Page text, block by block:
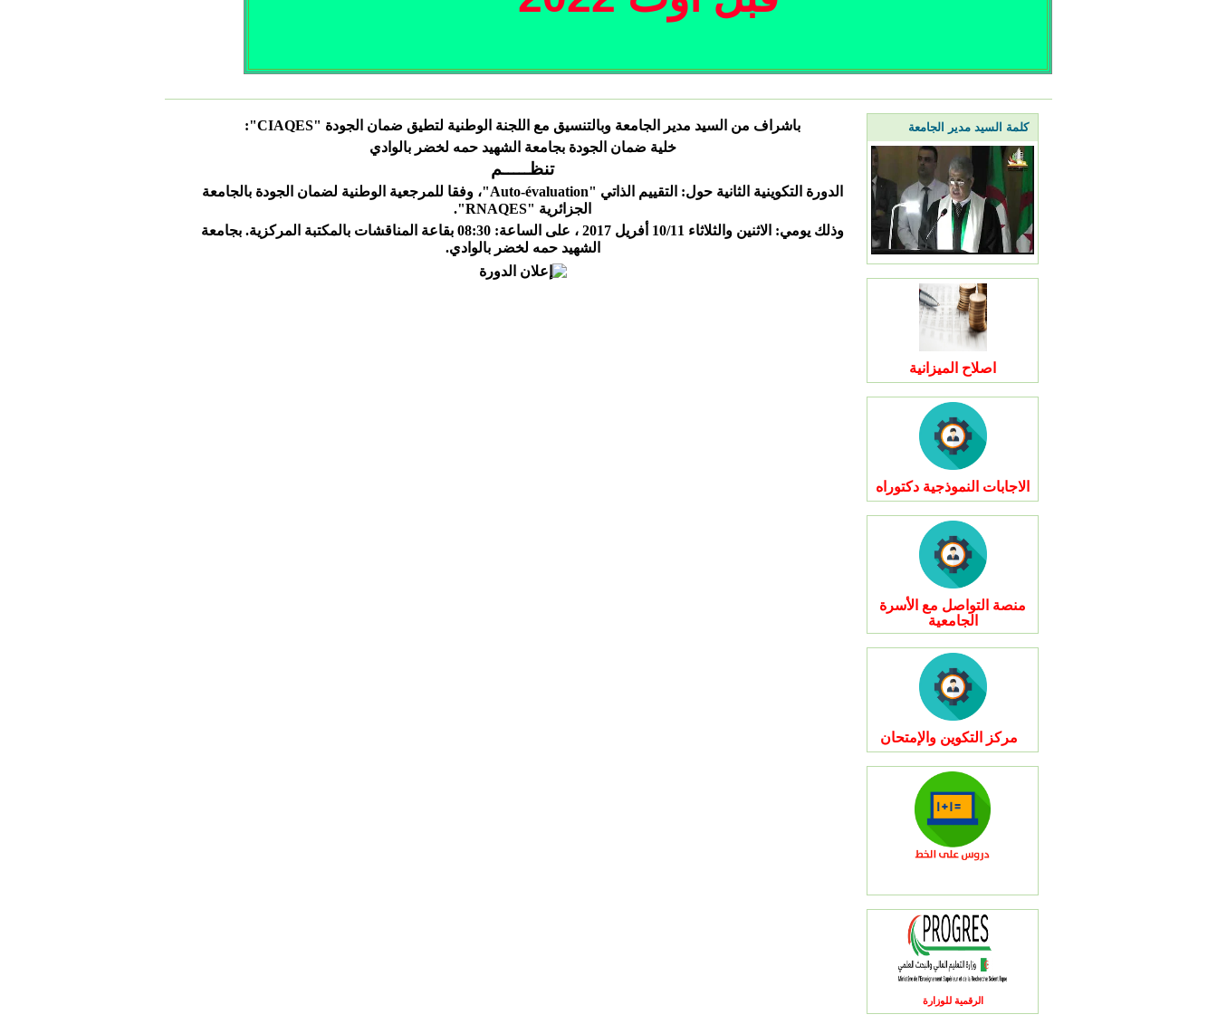
كلمة السيد مدير الجامعة
اصلاح الميزانية
الاجابات النموذجية دكتوراه
منصة التواصل مع الأسرة
الجامعية
مركز التكوين والإمتحان
الرقمية للوزارة
باشراف من السيد مدير الجامعة وبالتنسيق مع اللجنة الوطنية لتطيق ضمان الجودة "CIAQES
":
خلية ضمان الجودة بجامعة الشهيد حمه لخضر بالوادي
تنظـــــم
الدورة التكوينية الثانية حول: التقييم الذاتي "Auto-évaluation"، وفقا للمرجعية الوطنية لضمان الجودة بالجامعة
الجزائرية "RNAQES
".
وذلك يومي: الاثنين والثلاثاء 10/11 أفريل 2017 ، على الساعة: 08:30 بقاعة المناقشات بالمكتبة المركزية. بجامعة
الشهيد حمه لخضر بالوادي.